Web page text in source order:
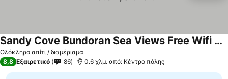
Ολόκληρο σπίτι / διαμέρισμα
Sandy Cove Bundoran Sea Views Free Wifi Netflix Luxurious Apartment
Εμφάνιση τιμών
8,8 Εξαιρετικό 86 0.6 χλμ. από: Κέντρο πόλης